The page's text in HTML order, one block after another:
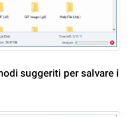
suggeriti per salvare i